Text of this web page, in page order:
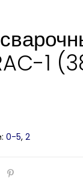
1
0-5,2